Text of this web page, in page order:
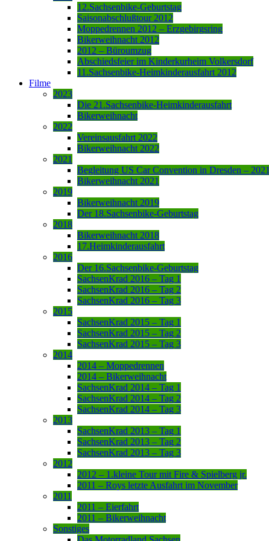
12.Sachsenbike-Geburtstag
Saisonabschlußtour 2012
Moppedrennen 2012 – Erzgebirgsring
Bikerweihnacht 2012
2012 – Büroumzug
Abschiedsfeier im Kinderkurheim Volkersdorf
11.Sachsenbike-Heimkinderausfahrt 2012
Filme
2023
Die 21.Sachsenbike-Heimkinderausfahrt
Bikerweihnacht
2022
Vereinsausfahrt 2022
Bikerweihnacht 2022
2021
Begleitung US Car Convention in Dresden – 2021
Bikerweihnacht 2021
2019
Bikerweihnacht 2019
Der 18.Sachsenbike-Geburtstag
2018
Bikerweihnacht 2018
17.Heimkinderausfahrt
2016
Der 16.Sachsenbike-Geburtstag
SachsenKrad 2016 – Tag 1
SachsenKrad 2016 – Tag 2
SachsenKrad 2016 – Tag 3
2015
SachsenKrad 2015 – Tag 1
SachsenKrad 2015 – Tag 2
SachsenKrad 2015 – Tag 3
2014
2014 – Moppedrennen
2014 – Bikerweihnacht
SachsenKrad 2014 – Tag 1
SachsenKrad 2014 – Tag 2
SachsenKrad 2014 – Tag 3
2013
SachsenKrad 2013 – Tag 1
SachsenKrad 2013 – Tag 2
SachsenKrad 2013 – Tag 3
2012
2012 – 1.kleine Tour mit Fire & Spielberg jr.
2011 – Roys letzte Ausfahrt im November
2011
2011 – Eierfahrt
2011 – Bikerweihnacht
Sonstiges